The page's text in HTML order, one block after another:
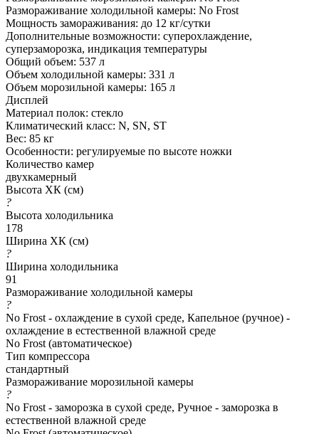
Размораживание холодильной камеры: No Frost
Мощность замораживания: до 12 кг/cутки
Дополнительные возможности: суперохлаждение,
суперзаморозка, индикация температуры
Общий объем: 537 л
Объем холодильной камеры: 331 л
Объем морозильной камеры: 165 л
Дисплей
Материал полок: стекло
Климатический класс: N, SN, ST
Вес: 85 кг
Особенности: регулируемые по высоте ножки
Количество камер
двухкамерный
Высота ХК (см)
?
Высота холодильника
178
Ширина ХК (см)
?
Ширина холодильника
91
Размораживание холодильной камеры
?
No Frost - охлаждение в сухой среде, Капельное (ручное) -
охлаждение в естественной влажной среде
No Frost (автоматическое)
Тип компрессора
стандартный
Размораживание морозильной камеры
?
No Frost - заморозка в сухой среде, Ручное - заморозка в
естественной влажной среде